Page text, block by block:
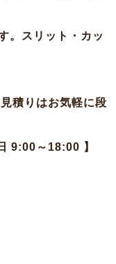
。スリット・カッ
積りはお気軽に段
9:00 ～ 18:00 】